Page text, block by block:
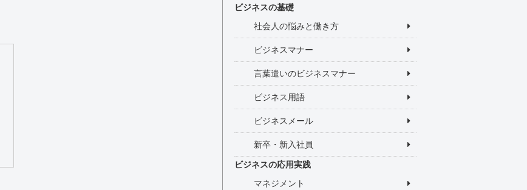
ビジネスの基礎
社会人の悩みと働き方
ビジネスマナー
言葉遣いのビジネスマナー
ビジネス用語
ビジネスメール
新卒・新入社員
ビジネスの応用実践
マネジメント